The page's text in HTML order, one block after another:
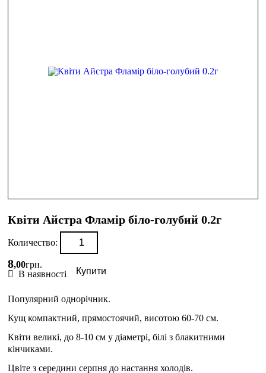
Квіти Айстра Фламір біло-голубий 0.2г
Количество:
8,00грн.
В наявності
Купити
Популярний однорічник.
Кущ компактний, прямостоячий, висотою 60-70 см.
Квіти великі, до 8-10 см у діаметрі, білі з блакитними
кінчиками.
Цвіте з середини серпня до настання холодів.